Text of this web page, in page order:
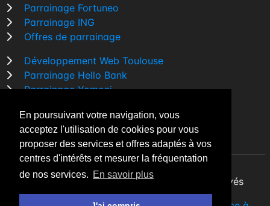
En poursuivant votre navigation, vous
acceptez l'utilisation de cookies pour vous
proposer des services et offres adaptés à vos
centres d'intérêts et mesurer la fréquentation
de nos services. En savoir plus
Parrainage Fortuneo
Parrainage ING
Offres de parrainage
Développement Web Toulouse
Parrainage Hello Bank
Parrainage Yomoni
Comparatif banque
By Night v5.7.3| © 2026 - Tous droits réservés